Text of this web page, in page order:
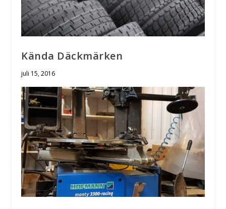
Kända Däckmärken
juli 15, 2016